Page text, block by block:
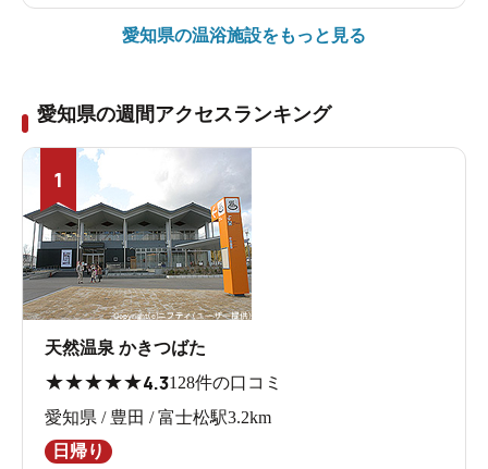
愛知県の温浴施設をもっと見る
愛知県の週間アクセスランキング
1
天然温泉 かきつばた
★★★★★4.3128件の口コミ
愛知県 / 豊田 / 富士松駅3.2km
日帰り